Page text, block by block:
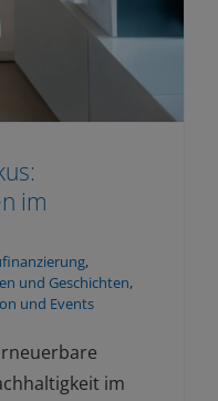
im
,
und Geschichten,
und Events
im